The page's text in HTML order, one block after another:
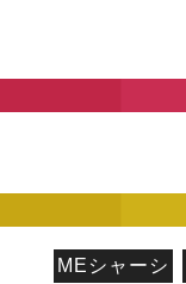
MEシャーシ